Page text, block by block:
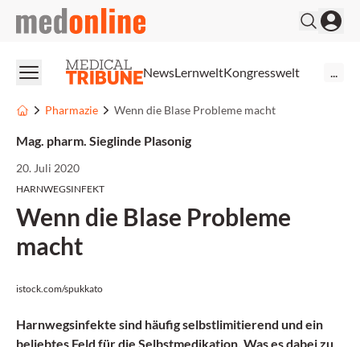
medonline
NewsLernweltKongresswelt
Pharmazie Wenn die Blase Probleme macht
Mag. pharm. Sieglinde Plasonig
20. Juli 2020
HARNWEGSINFEKT
Wenn die Blase Probleme
macht
istock.com/spukkato
Harnwegsinfekte sind häufig selbstlimitierend und ein
beliebtes Feld für die Selbstmedikation. Was es dabei zu